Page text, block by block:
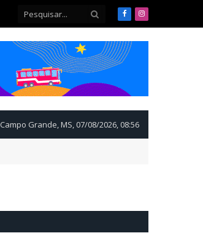
FacebookInstagram
Campo Grande, MS, 07/08/2026, 08:56